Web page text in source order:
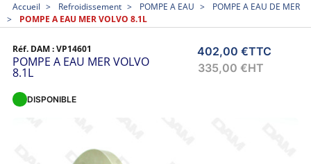
Accueil Refroidissement POMPE A EAU
POMPE A EAU DE MER
POMPE A EAU MER VOLVO 8.1L
Réf. DAM :VP14601
POMPE A EAU MER VOLVO
8.1L
402,00 €TTC
335,00 €HT
DISPONIBLE